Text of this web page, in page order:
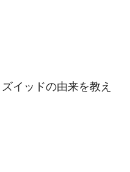
イッドの由来を教え